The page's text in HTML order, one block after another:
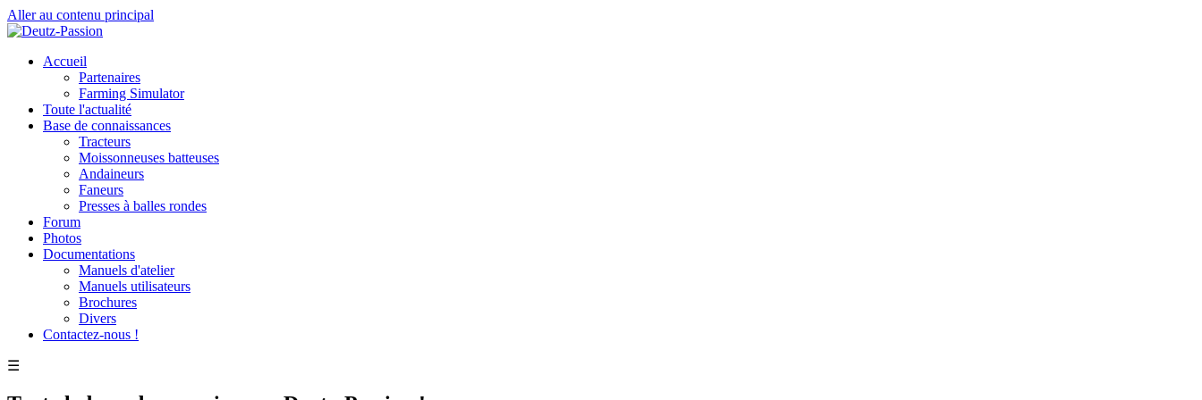
Aller au contenu principal
Accueil
Partenaires
Farming Simulator
Toute l'actualité
Base de connaissances
Tracteurs
Moissonneuses batteuses
Andaineurs
Faneurs
Presses à balles rondes
Forum
Photos
Documentations
Manuels d'atelier
Manuels utilisateurs
Brochures
Divers
Contactez-nous !
☰